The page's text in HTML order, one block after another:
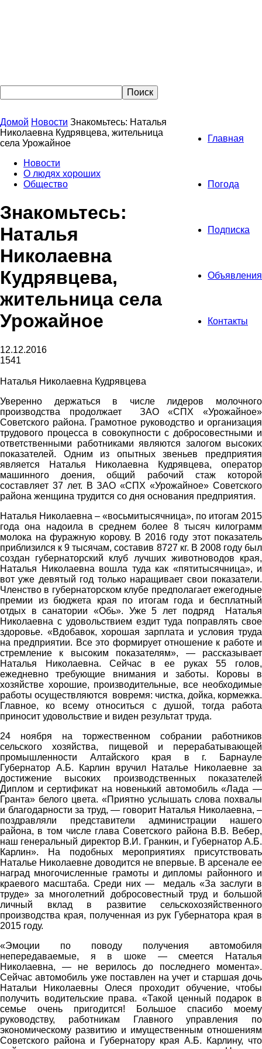
Главная
Погода
Подписка
Объявления
Контакты
Домой Новости Знакомьтесь: Наталья
Николаевна Кудрявцева, жительница
села Урожайное
Новости
О людях хороших
Общество
Знакомьтесь:
Наталья
Николаевна
Кудрявцева,
жительница села
Урожайное
12.12.2016
1541
Наталья Николаевна Кудрявцева
Уверенно держаться в числе лидеров молочного
производства продолжает ЗАО «СПХ «Урожайное»
Советского района. Грамотное руководство и организация
трудового процесса в совокупности с добросовестными и
ответственными работниками являются залогом высоких
показателей. Одним из опытных звеньев предприятия
является Наталья Николаевна Кудрявцева, оператор
машинного доения, общий рабочий стаж которой
составляет 37 лет. В ЗАО «СПХ «Урожайное» Советского
района женщина трудится со дня основания предприятия.
Наталья Николаевна – «восьмитысячница», по итогам 2015
года она надоила в среднем более 8 тысяч килограмм
молока на фуражную корову. В 2016 году этот показатель
приблизился к 9 тысячам, составив 8727 кг. В 2008 году был
создан губернаторский клуб лучших животноводов края,
Наталья Николаевна вошла туда как «пятитысячница», и
вот уже девятый год только наращивает свои показатели.
Членство в губернаторском клубе предполагает ежегодные
премии из бюджета края по итогам года и бесплатный
отдых в санатории «Обь». Уже 5 лет подряд Наталья
Николаевна с удовольствием ездит туда поправлять свое
здоровье. «Вдобавок, хорошая зарплата и условия труда
на предприятии. Все это формирует отношение к работе и
стремление к высоким показателям», — рассказывает
Наталья Николаевна. Сейчас в ее руках 55 голов,
ежедневно требующие внимания и заботы. Коровы в
хозяйстве хорошие, производительные, все необходимые
работы осуществляются вовремя: чистка, дойка, кормежка.
Главное, ко всему относиться с душой, тогда работа
приносит удовольствие и виден результат труда.
24 ноября на торжественном собрании работников
сельского хозяйства, пищевой и перерабатывающей
промышленности Алтайского края в г. Барнауле
Губернатор А.Б. Карлин вручил Наталье Николаевне за
достижение высоких производственных показателей
Диплом и сертификат на новенький автомобиль «Лада —
Гранта» белого цвета. «Приятно услышать слова похвалы
и благодарности за труд, — говорит Наталья Николаевна, –
поздравляли представители администрации нашего
района, в том числе глава Советского района В.В. Вебер,
наш генеральный директор В.И. Гранкин, и Губернатор А.Б.
Карлин». На подобных мероприятиях присутствовать
Наталье Николаевне доводится не впервые. В арсенале ее
наград многочисленные грамоты и дипломы районного и
краевого масштаба. Среди них — медаль «За заслуги в
труде» за многолетний добросовестный труд и большой
личный вклад в развитие сельскохозяйственного
производства края, полученная из рук Губернатора края в
2015 году.
«Эмоции по поводу получения автомобиля
непередаваемые, я в шоке — смеется Наталья
Николаевна, — не верилось до последнего момента».
Сейчас автомобиль уже поставлен на учет и старшая дочь
Натальи Николаевны Олеся проходит обучение, чтобы
получить водительские права. «Такой ценный подарок в
семье очень пригодится! Большое спасибо моему
руководству, работникам Главного управления по
экономическому развитию и имущественным отношениям
Советского района и Губернатору края А.Б. Карлину, что